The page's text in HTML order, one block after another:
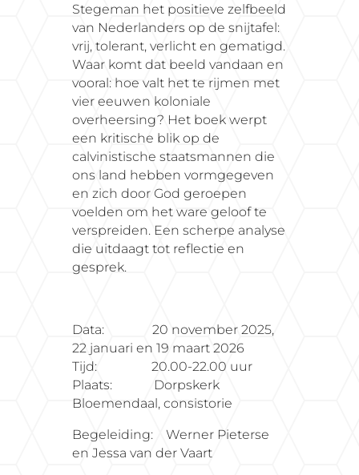
Stegeman het positieve zelfbeeld
van Nederlanders op de snijtafel:
vrij, tolerant, verlicht en gematigd.
Waar komt dat beeld vandaan en
vooral: hoe valt het te rijmen met
vier eeuwen koloniale
overheersing? Het boek werpt
een kritische blik op de
calvinistische staatsmannen die
ons land hebben vormgegeven
en zich door God geroepen
voelden om het ware geloof te
verspreiden. Een scherpe analyse
die uitdaagt tot reflectie en
gesprek.
Data: 20 november 2025,
22 januari en 19 maart 2026
Tijd: 20.00-22.00 uur
Plaats: Dorpskerk
Bloemendaal, consistorie
Begeleiding: Werner Pieterse
en Jessa van der Vaart